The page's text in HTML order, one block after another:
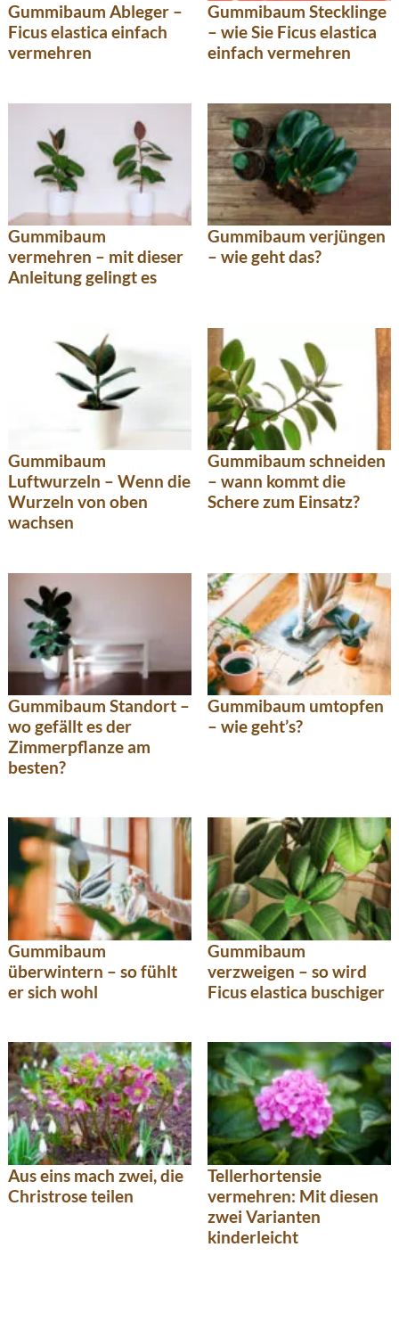
Gummibaum Ableger –
Ficus elastica einfach
vermehren
Gummibaum Stecklinge
– wie Sie Ficus elastica
einfach vermehren
Gummibaum
vermehren – mit dieser
Anleitung gelingt es
Gummibaum verjüngen
– wie geht das?
Gummibaum
Luftwurzeln – Wenn die
Wurzeln von oben
wachsen
Gummibaum schneiden
– wann kommt die
Schere zum Einsatz?
Gummibaum Standort –
wo gefällt es der
Zimmerpflanze am
besten?
Gummibaum umtopfen
– wie geht’s?
Gummibaum
überwintern – so fühlt
er sich wohl
Gummibaum
verzweigen – so wird
Ficus elastica buschiger
Aus eins mach zwei, die
Christrose teilen
Tellerhortensie
vermehren: Mit diesen
zwei Varianten
kinderleicht